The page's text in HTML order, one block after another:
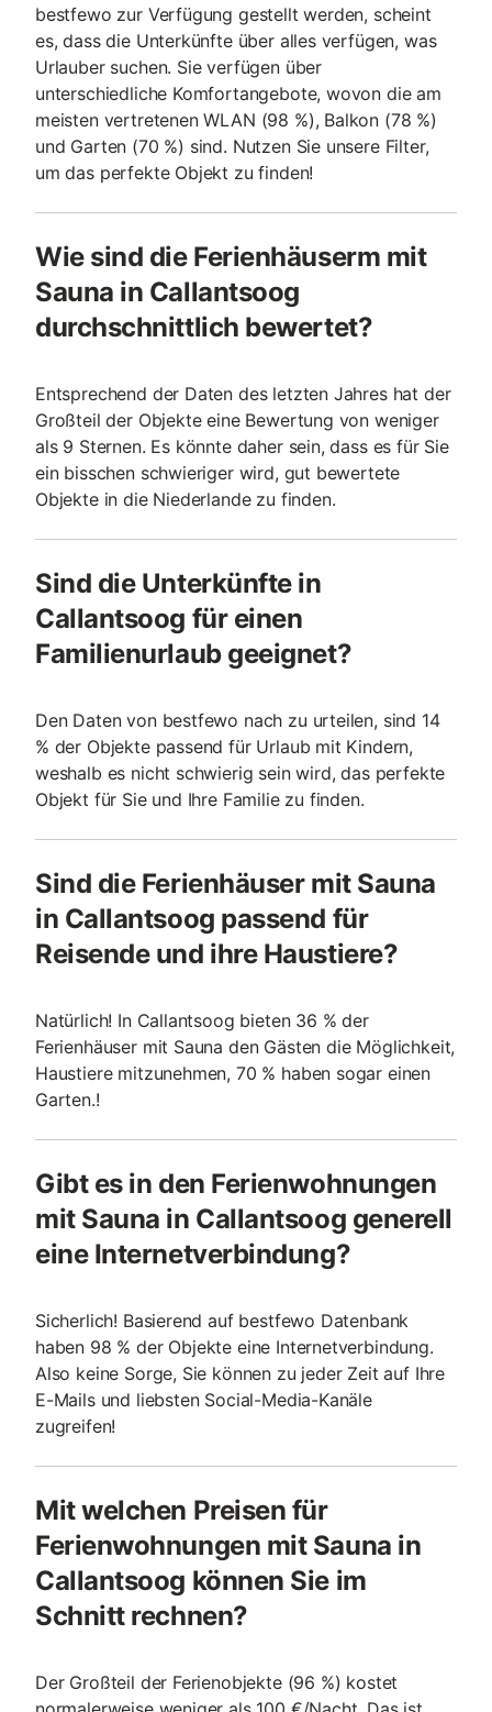
bestfewo zur Verfügung gestellt werden, scheint
es, dass die Unterkünfte über alles verfügen, was
Urlauber suchen. Sie verfügen über
unterschiedliche Komfortangebote, wovon die am
meisten vertretenen WLAN (98 %), Balkon (78 %)
und Garten (70 %) sind. Nutzen Sie unsere Filter,
um das perfekte Objekt zu finden!
Wie sind die Ferienhäuserm mit
Sauna in Callantsoog
durchschnittlich bewertet?
Entsprechend der Daten des letzten Jahres hat der
Großteil der Objekte eine Bewertung von weniger
als 9 Sternen. Es könnte daher sein, dass es für Sie
ein bisschen schwieriger wird, gut bewertete
Objekte in die Niederlande zu finden.
Sind die Unterkünfte in
Callantsoog für einen
Familienurlaub geeignet?
Den Daten von bestfewo nach zu urteilen, sind 14
% der Objekte passend für Urlaub mit Kindern,
weshalb es nicht schwierig sein wird, das perfekte
Objekt für Sie und Ihre Familie zu finden.
Sind die Ferienhäuser mit Sauna
in Callantsoog passend für
Reisende und ihre Haustiere?
Natürlich! In Callantsoog bieten 36 % der
Ferienhäuser mit Sauna den Gästen die Möglichkeit,
Haustiere mitzunehmen, 70 % haben sogar einen
Garten.!
Gibt es in den Ferienwohnungen
mit Sauna in Callantsoog generell
eine Internetverbindung?
Sicherlich! Basierend auf bestfewo Datenbank
haben 98 % der Objekte eine Internetverbindung.
Also keine Sorge, Sie können zu jeder Zeit auf Ihre
E-Mails und liebsten Social-Media-Kanäle
zugreifen!
Mit welchen Preisen für
Ferienwohnungen mit Sauna in
Callantsoog können Sie im
Schnitt rechnen?
Der Großteil der Ferienobjekte (96 %) kostet